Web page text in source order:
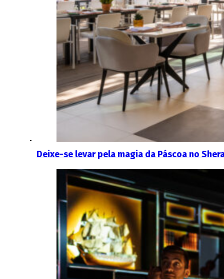
Deixe-se levar pela magia da Páscoa no